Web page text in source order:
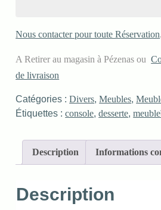
Nous contacter pour toute Réservation.
A Retirer au magasin à Pézenas ou
de livraison
Catégories :Divers,Meubles,
Étiquettes :console,desserte,
Description Informations
Description